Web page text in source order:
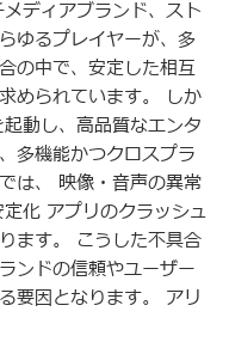
ディアブランド、スト
ゆるプレイヤーが、多
の中で、安定した相互
められています。 しか
動し、高品質なエンタ
多機能かつクロスプラ
は、 映像・音声の異常
化 アプリのクラッシュ
ます。 こうした不具合
ンドの信頼やユーザー
要因となります。 アリ